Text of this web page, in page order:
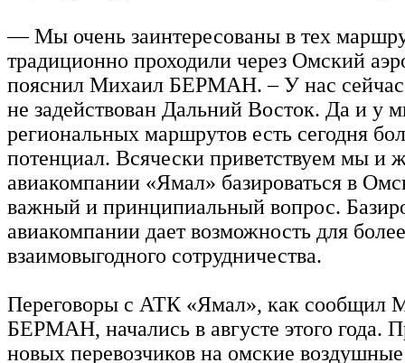
— Мы очень заинтересованы в тех
традиционно проходили через Омский
пояснил Михаил БЕРМАН. – У нас сейчас
не задействован Дальний Восток. Да и у
региональных маршрутов есть сегодня
потенциал. Всячески приветствуем мы и
авиакомпании «Ямал» базироваться в
важный и принципиальный вопрос.
авиакомпании дает возможность для
взаимовыгодного сотрудничества.
Переговоры с АТК «Ямал», как сообщил
БЕРМАН, начались в августе этого года.
новых перевозчиков на омские